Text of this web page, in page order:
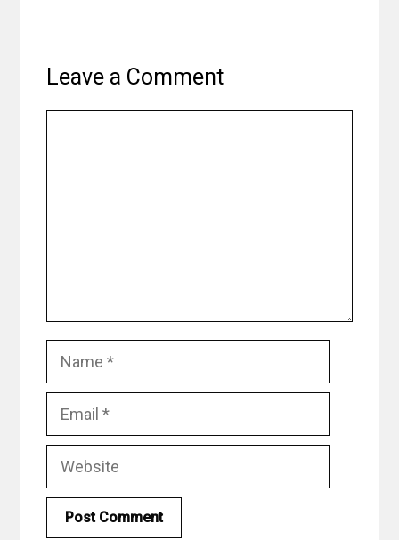
Leave a Comment
Name
Email
Website